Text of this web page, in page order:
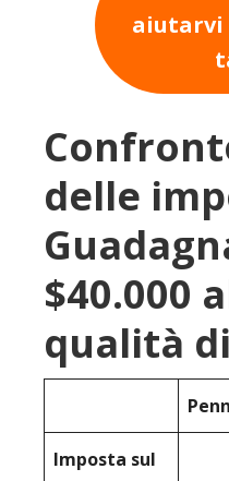
aiutarvi
delle
$40.000
qualità
Imposta sul